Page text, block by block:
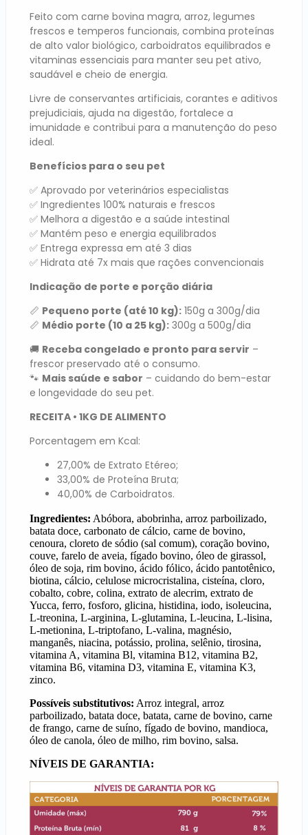
Feito com carne bovina magra, arroz, legumes
frescos e temperos funcionais, combina proteínas
de alto valor biológico, carboidratos equilibrados e
vitaminas essenciais para manter seu pet ativo,
saudável e cheio de energia.
Livre de conservantes artificiais, corantes e aditivos
prejudiciais, ajuda na digestão, fortalece a
imunidade e contribui para a manutenção do peso
ideal.
Benefícios para o seu pet
✅ Aprovado por veterinários especialistas
✅ Ingredientes 100% naturais e frescos
✅ Melhora a digestão e a saúde intestinal
✅ Mantém peso e energia equilibrados
✅ Entrega expressa em até 3 dias
✅ Hidrata até 7x mais que rações convencionais
Indicação de porte e porção diária
📏 Pequeno porte (até 10 kg): 150g a 300g/dia
📏 Médio porte (10 a 25 kg): 300g a 500g/dia
🚚 Receba congelado e pronto para servir –
frescor preservado até o consumo.
🐾 Mais saúde e sabor – cuidando do bem-estar
e longevidade do seu pet.
RECEITA • 1KG DE ALIMENTO
Porcentagem em Kcal:
27,00% de Extrato Etéreo;
33,00% de Proteína Bruta;
40,00% de Carboidratos.
Ingredientes: Abóbora, abobrinha, arroz parboilizado,
batata doce, carbonato de cálcio, carne de bovino,
cenoura, cloreto de sódio (sal comum), coração bovino,
couve, farelo de aveia, fígado bovino, óleo de girassol,
óleo de soja, rim bovino, ácido fólico, ácido pantotênico,
biotina, cálcio, celulose microcristalina, cisteína, cloro,
cobalto, cobre, colina, extrato de alecrim, extrato de
Yucca, ferro, fosforo, glicina, histidina, iodo, isoleucina,
L-treonina, L-arginina, L-glutamina, L-leucina, L-lisina,
L-metionina, L-triptofano, L-valina, magnésio,
manganês, niacina, potássio, prolina, selênio, tirosina,
vitamina A, vitamina Bl, vitamina B12, vitamina B2,
vitamina B6, vitamina D3, vitamina E, vitamina K3,
zinco.
Possíveis substitutivos: Arroz integral, arroz
parboilizado, batata doce, batata, carne de bovino, carne
de frango, carne de suíno, fígado de bovino, mandioca,
óleo de canola, óleo de milho, rim bovino, salsa.
NÍVEIS DE GARANTIA: